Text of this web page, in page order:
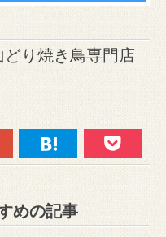
り焼き鳥専門店
めの記事